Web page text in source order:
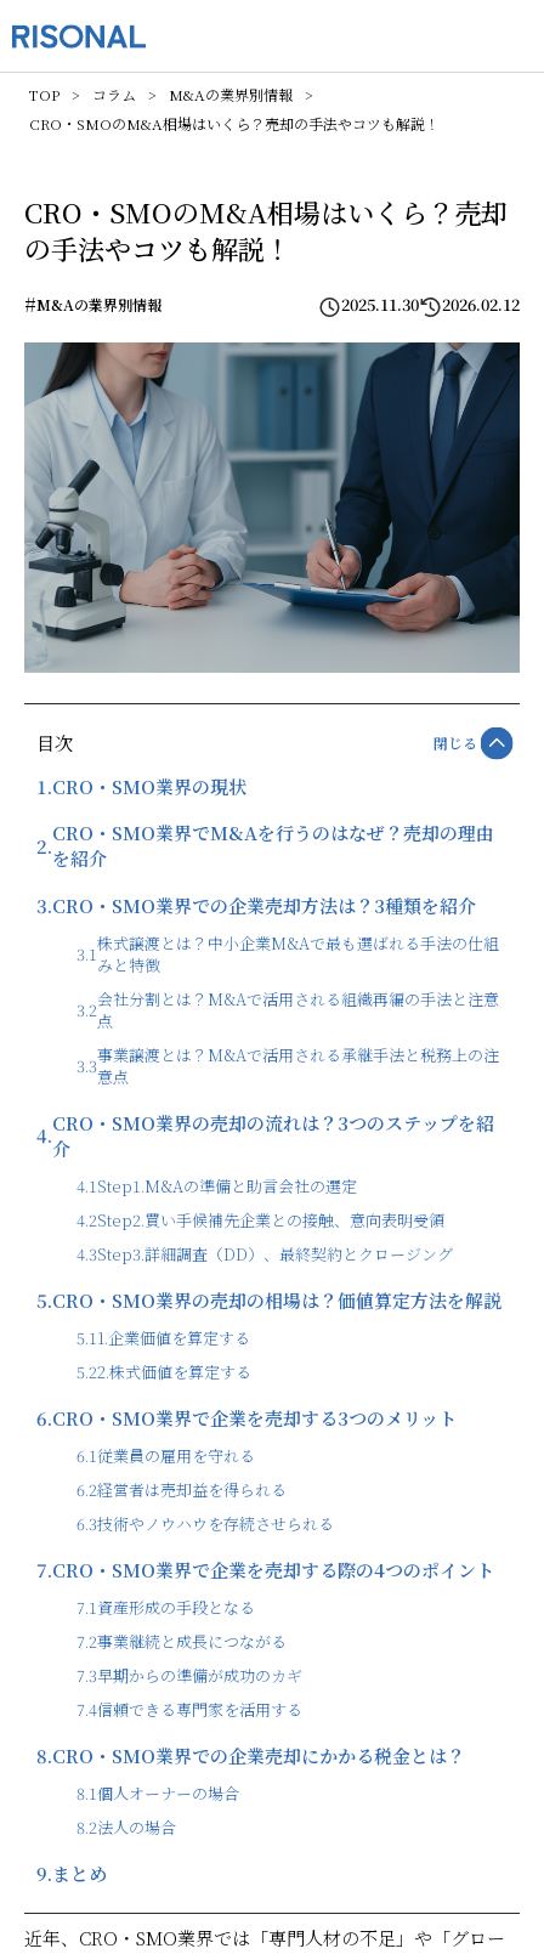
TOP コラム
M&Aの業界別情報
CRO・SMOのM&A相場はいくら？売却の手法やコツも解説！
CRO・SMOのM&A相場はいくら？売却
の手法やコツも解説！
#M&Aの業界別情報 2025.11.30 2026.02.12
目次 閉じる
1.CRO・SMO業界の現状
2.CRO・SMO業界でM&Aを行うのはなぜ？売却の理由
を紹介
3.CRO・SMO業界での企業売却方法は？3種類を紹介
3.1株式譲渡とは？中小企業M&Aで最も選ばれる手法の仕組
みと特徴
3.2会社分割とは？M&Aで活用される組織再編の手法と注意
点
3.3事業譲渡とは？M&Aで活用される承継手法と税務上の注
意点
4.CRO・SMO業界の売却の流れは？3つのステップを紹
介
4.1Step1.M&Aの準備と助言会社の選定
4.2Step2.買い手候補先企業との接触、意向表明受領
4.3Step3.詳細調査（DD）、最終契約とクロージング
5.CRO・SMO業界の売却の相場は？価値算定方法を解説
5.11.企業価値を算定する
5.22.株式価値を算定する
6.CRO・SMO業界で企業を売却する3つのメリット
6.1従業員の雇用を守れる
6.2経営者は売却益を得られる
6.3技術やノウハウを存続させられる
7.CRO・SMO業界で企業を売却する際の4つのポイント
7.1資産形成の手段となる
7.2事業継続と成長につながる
7.3早期からの準備が成功のカギ
7.4信頼できる専門家を活用する
8.CRO・SMO業界での企業売却にかかる税金とは？
8.1個人オーナーの場合
8.2法人の場合
9.まとめ
近年、CRO・SMO業界では「専門人材の不足」や「グロー